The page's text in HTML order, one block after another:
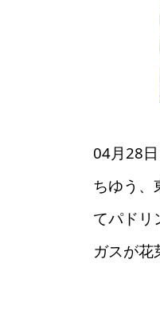
04月28
ちゆう、
てパドリ
ガスが花